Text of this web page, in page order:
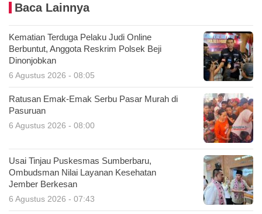
Baca Lainnya
Kematian Terduga Pelaku Judi Online
Berbuntut, Anggota Reskrim Polsek Beji
Dinonjobkan
6 Agustus 2026 - 08:05
Ratusan Emak-Emak Serbu Pasar Murah di
Pasuruan
6 Agustus 2026 - 08:00
Usai Tinjau Puskesmas Sumberbaru,
Ombudsman Nilai Layanan Kesehatan
Jember Berkesan
6 Agustus 2026 - 07:43